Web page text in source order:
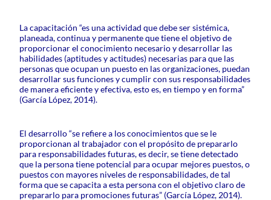
La capacitación “es una actividad que debe ser sistémica,
planeada, continua y permanente que tiene el objetivo de
proporcionar el conocimiento necesario y desarrollar las
habilidades (aptitudes y actitudes) necesarias para que las
personas que ocupan un puesto en las organizaciones, puedan
desarrollar sus funciones y cumplir con sus responsabilidades
de manera eficiente y efectiva, esto es, en tiempo y en forma”
(García López, 2014).
El desarrollo “se refiere a los conocimientos que se le
proporcionan al trabajador con el propósito de prepararlo
para responsabilidades futuras, es decir, se tiene detectado
que la persona tiene potencial para ocupar mejores puestos, o
puestos con mayores niveles de responsabilidades, de tal
forma que se capacita a esta persona con el objetivo claro de
prepararlo para promociones futuras” (García López, 2014).